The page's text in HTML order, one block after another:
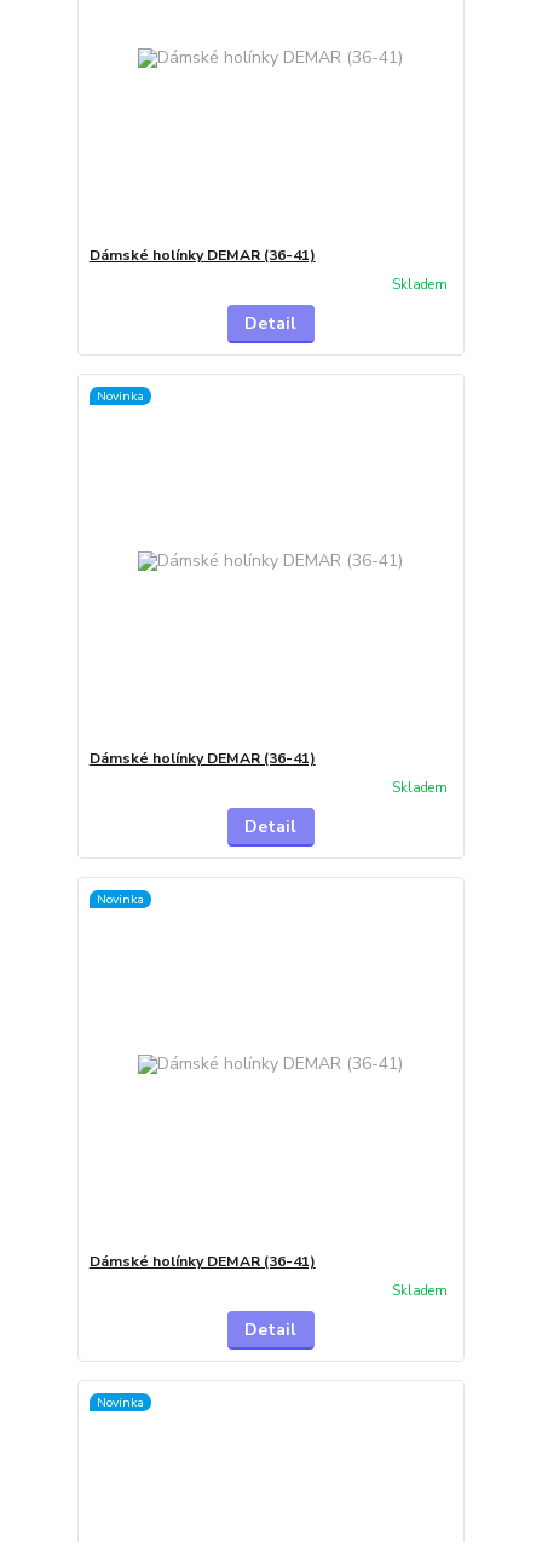
Dámské holínky DEMAR (36-41)
Skladem
Detail
Novinka
Dámské holínky DEMAR (36-41)
Skladem
Detail
Novinka
Dámské holínky DEMAR (36-41)
Skladem
Detail
Novinka